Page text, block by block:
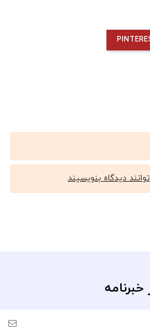
دیدگاه بنویسیند